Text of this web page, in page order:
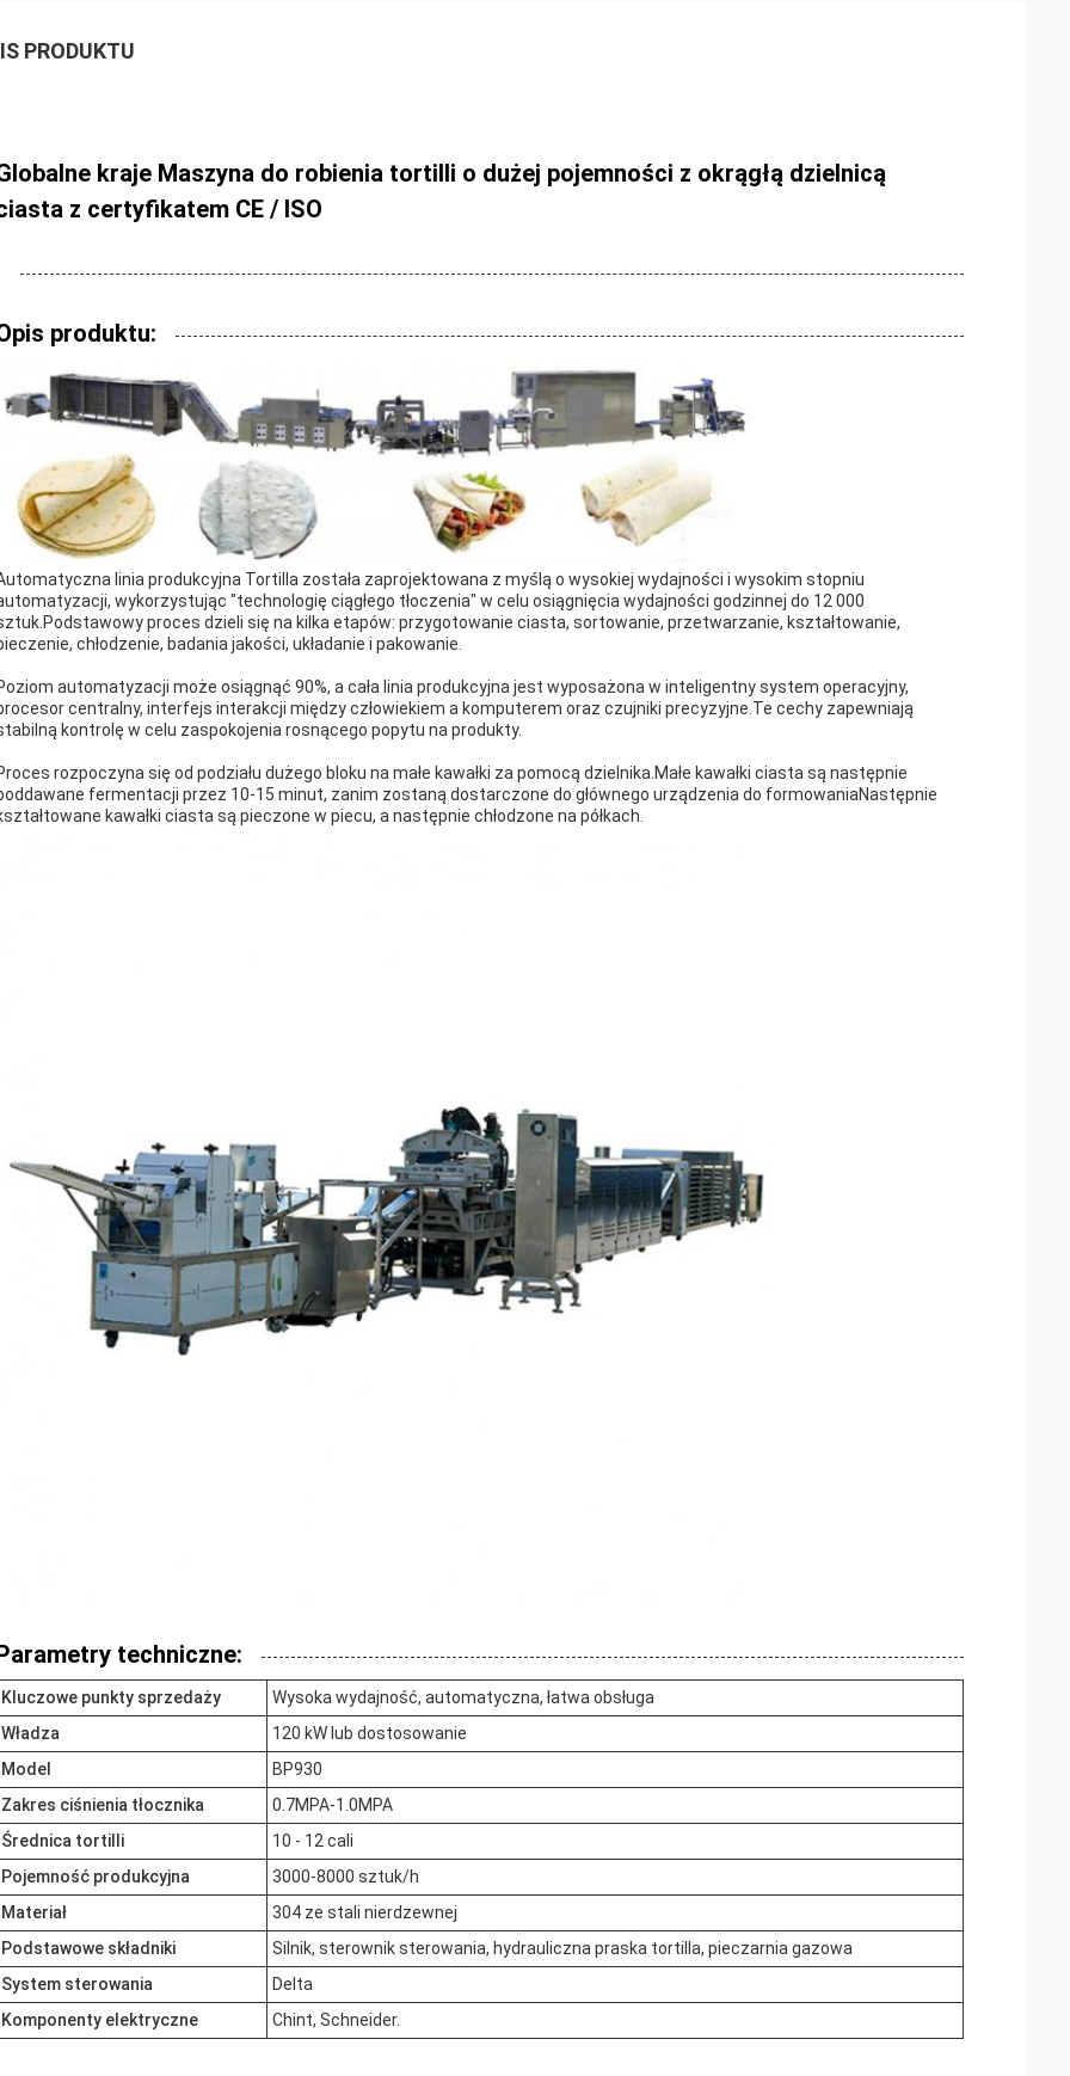
PRODUKTU
kraje Maszyna do robienia tortilli o dużej pojemności z okrągłą dzielnicą
z certyfikatem CE / ISO
produktu:
linia produkcyjna Tortilla została zaprojektowana z myślą o wysokiej wydajności i wysokim stopniu
wykorzystując "technologię ciągłego tłoczenia" w celu osiągnięcia wydajności godzinnej do 12 000
proces dzieli się na kilka etapów: przygotowanie ciasta, sortowanie, przetwarzanie, kształtowanie,
chłodzenie, badania jakości, układanie i pakowanie.
automatyzacji może osiągnąć 90%, a cała linia produkcyjna jest wyposażona w inteligentny system operacyjny,
centralny, interfejs interakcji między człowiekiem a komputerem oraz czujniki precyzyjne.Te cechy zapewniają
kontrolę w celu zaspokojenia rosnącego popytu na produkty.
rozpoczyna się od podziału dużego bloku na małe kawałki za pomocą dzielnika.Małe kawałki ciasta są następnie
fermentacji przez 10-15 minut, zanim zostaną dostarczone do głównego urządzenia do formowaniaNastępnie
kawałki ciasta są pieczone w piecu, a następnie chłodzone na półkach.
techniczne:
Kluczowe punkty sprzedaży
Wysoka wydajność, automatyczna, łatwa obsługa
Władza
120 kW lub dostosowanie
Model
BP930
Zakres ciśnienia tłocznika
0.7MPA-1.0MPA
Średnica tortilli
10 - 12 cali
Pojemność produkcyjna
3000-8000 sztuk/h
Materiał
304 ze stali nierdzewnej
Podstawowe składniki
Silnik, sterownik sterowania, hydrauliczna praska tortilla, pieczarnia gazowa
System sterowania
Delta
Komponenty elektryczne
Chint, Schneider.